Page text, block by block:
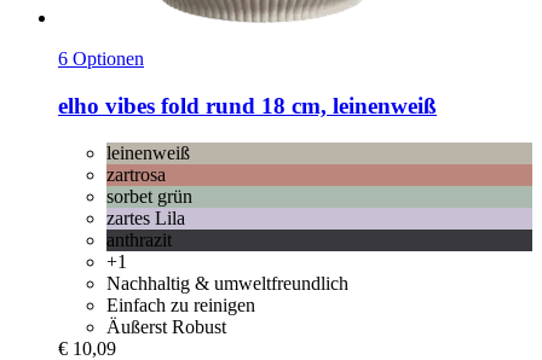
6 Optionen
elho vibes fold rund 18 cm, leinenweiß
leinenweiß
zartrosa
sorbet grün
zartes Lila
anthrazit
+1
Nachhaltig & umweltfreundlich
Einfach zu reinigen
Äußerst Robust
€ 10,09